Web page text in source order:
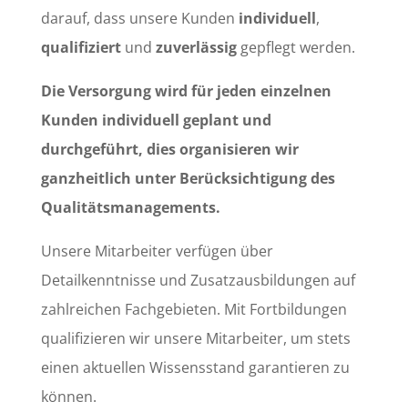
darauf, dass unsere Kunden individuell,
qualifiziert und zuverlässig gepflegt werden.
Die Versorgung wird für jeden einzelnen
Kunden individuell geplant und
durchgeführt, dies organisieren wir
ganzheitlich unter Berücksichtigung des
Qualitätsmanagements.
Unsere Mitarbeiter verfügen über
Detailkenntnisse und Zusatzausbildungen auf
zahlreichen Fachgebieten. Mit Fortbildungen
qualifizieren wir unsere Mitarbeiter, um stets
einen aktuellen Wissensstand garantieren zu
können.